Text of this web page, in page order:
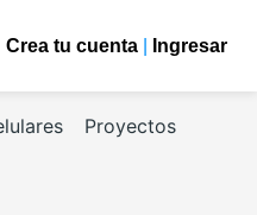
Crea tu cuenta| Ingresar
Proyectos